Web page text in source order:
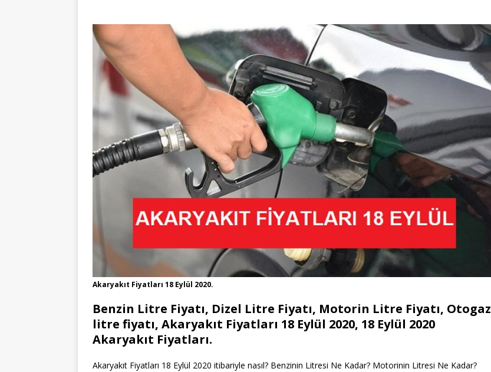
Akaryakıt Fiyatları 18 Eylül 2020.
Benzin Litre Fiyatı, Dizel Litre Fiyatı, Motorin Litre Fiyatı, Otogaz
litre fiyatı, Akaryakıt Fiyatları 18 Eylül 2020, 18 Eylül 2020
Akaryakıt Fiyatları.
Akaryakıt Fiyatları 18 Eylül 2020 itibariyle nasıl? Benzinin Litresi Ne Kadar? Motorinin Litresi Ne Kadar?